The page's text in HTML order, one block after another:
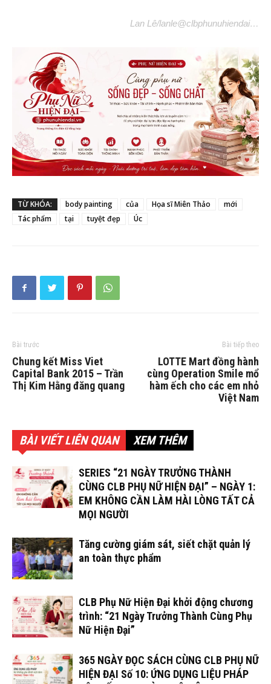
Lan Lê/lanle@clbphunuhiendai…
TỪ KHÓA: body painting của Họa sĩ Miên Thảo
mới
Tác phẩm
tại tuyệt đẹp Úc
Bài trước
Chung kết Miss Viet
Capital Bank 2015 – Trần
Thị Kim Hằng đăng quang
Bài tiếp theo
LOTTE Mart đồng hành
cùng Operation Smile mổ
hàm ếch cho các em nhỏ
Việt Nam
BÀI VIẾT LIÊN QUAN XEM THÊM
SERIES “21 NGÀY TRƯỞNG THÀNH
CÙNG CLB PHỤ NỮ HIỆN ĐẠI” – NGÀY 1:
EM KHÔNG CẦN LÀM HÀI LÒNG TẤT CẢ
MỌI NGƯỜI
Tăng cường giám sát, siết chặt quản lý
an toàn thực phẩm
CLB Phụ Nữ Hiện Đại khởi động chương
trình: “21 Ngày Trưởng Thành Cùng Phụ
Nữ Hiện Đại”
365 NGÀY ĐỌC SÁCH CÙNG CLB PHỤ NỮ
HIỆN ĐẠI Số 10: ỨNG DỤNG LIỆU PHÁP